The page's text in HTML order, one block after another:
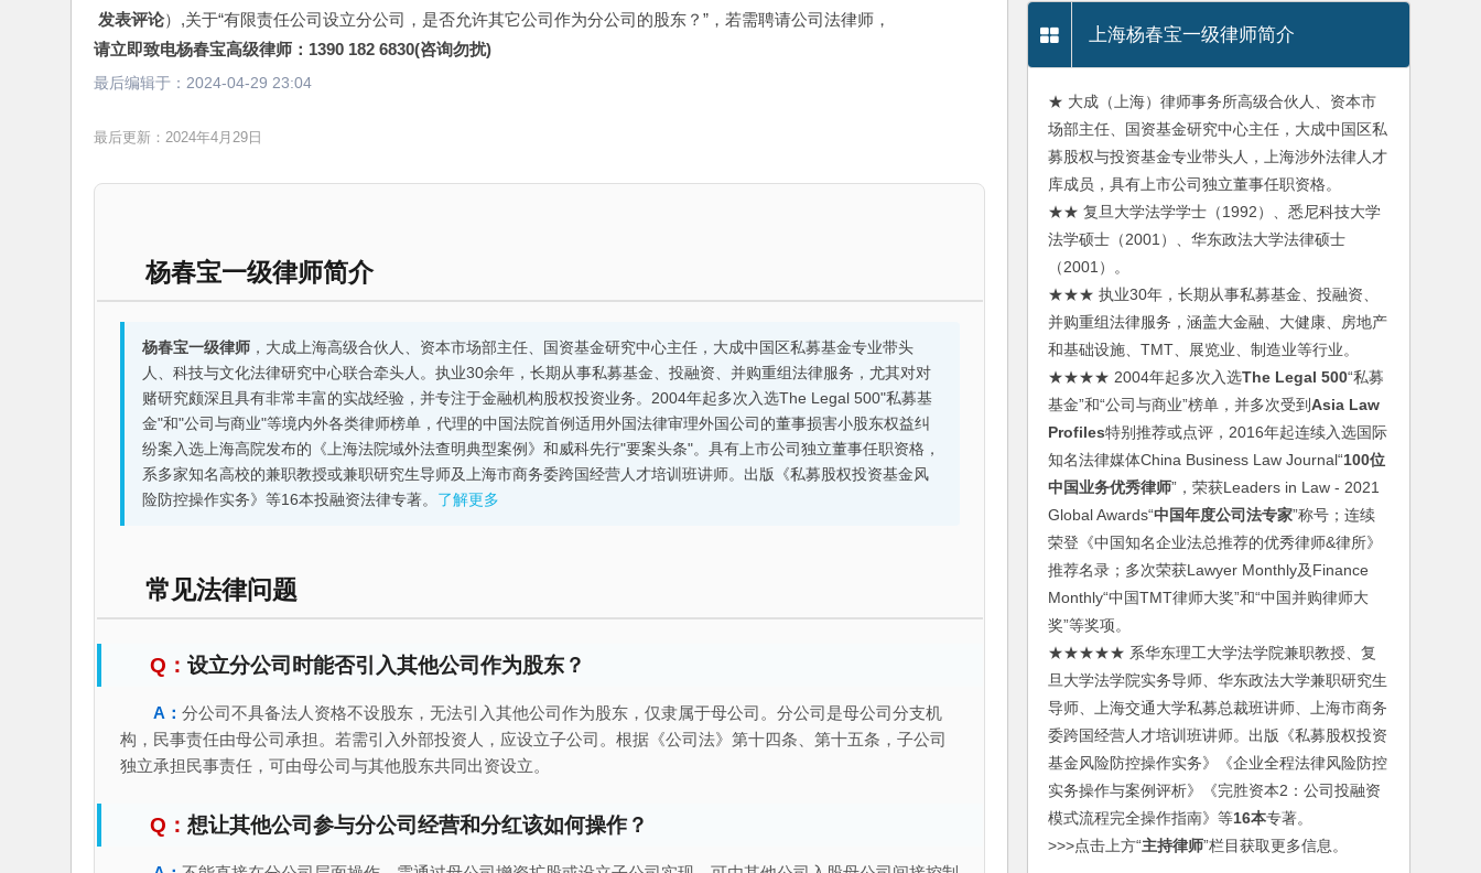
发表评论）,关于“有限责任公司设立分公司，是否允许其它公司作为分公司的股东？”，若需聘请公司法律师，
请立即致电杨春宝高级律师：1390 182 6830(咨询勿扰)
最后编辑于： 2024-04-29 23:04
最后更新：2024年4月29日
杨春宝一级律师简介
杨春宝一级律师，大成上海高级合伙人、资本市场部主任、国资基金研究中心主任，大成中国区私募基金专业带头
人、科技与文化法律研究中心联合牵头人。执业30余年，长期从事私募基金、投融资、并购重组法律服务，尤其对对
赌研究颇深且具有非常丰富的实战经验，并专注于金融机构股权投资业务。2004年起多次入选The Legal 500"私募基
金"和"公司与商业"等境内外各类律师榜单，代理的中国法院首例适用外国法律审理外国公司的董事损害小股东权益纠
纷案入选上海高院发布的《上海法院域外法查明典型案例》和威科先行"要案头条"。具有上市公司独立董事任职资格，
系多家知名高校的兼职教授或兼职研究生导师及上海市商务委跨国经营人才培训班讲师。出版《私募股权投资基金风
险防控操作实务》等16本投融资法律专著。 了解更多
常见法律问题
设立分公司时能否引入其他公司作为股东？
分公司不具备法人资格不设股东，无法引入其他公司作为股东，仅隶属于母公司。分公司是母公司分支机
构，民事责任由母公司承担。若需引入外部投资人，应设立子公司。根据《公司法》第十四条、第十五条，子公司
独立承担民事责任，可由母公司与其他股东共同出资设立。
想让其他公司参与分公司经营和分红该如何操作？
上海杨春宝一级律师简介
★ 大成（上海）律师事务所高级合伙人、资本市
场部主任、国资基金研究中心主任，大成中国区私
募股权与投资基金专业带头人，上海涉外法律人才
库成员，具有上市公司独立董事任职资格。
★★ 复旦大学法学学士（1992）、悉尼科技大学
法学硕士（2001）、华东政法大学法律硕士
（2001）。
★★★ 执业30年，长期从事私募基金、投融资、
并购重组法律服务，涵盖大金融、大健康、房地产
和基础设施、TMT、展览业、制造业等行业。
★★★★ 2004年起多次入选The Legal 500“私募
基金”和“公司与商业”榜单，并多次受到Asia Law
Profiles特别推荐或点评，2016年起连续入选国际
知名法律媒体China Business Law Journal“100位
中国业务优秀律师”，荣获Leaders in Law - 2021
Global Awards“中国年度公司法专家”称号；连续
荣登《中国知名企业法总推荐的优秀律师&律所》
推荐名录；多次荣获Lawyer Monthly及Finance
Monthly“中国TMT律师大奖”和“中国并购律师大
奖”等奖项。
★★★★★ 系华东理工大学法学院兼职教授、复
旦大学法学院实务导师、华东政法大学兼职研究生
导师、上海交通大学私募总裁班讲师、上海市商务
委跨国经营人才培训班讲师。出版《私募股权投资
基金风险防控操作实务》《企业全程法律风险防控
实务操作与案例评析》《完胜资本2：公司投融资
模式流程完全操作指南》等16本专著。
>>>点击上方“主持律师”栏目获取更多信息。